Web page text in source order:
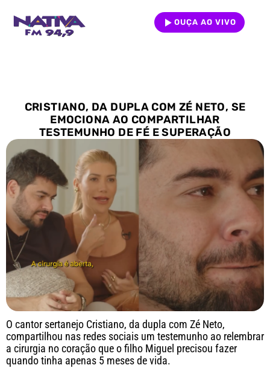
OUÇA AO VIVO
CRISTIANO, DA DUPLA COM ZÉ NETO, SE
EMOCIONA AO COMPARTILHAR
TESTEMUNHO DE FÉ E SUPERAÇÃO
O cantor sertanejo Cristiano, da dupla com Zé Neto,
compartilhou nas redes sociais um testemunho ao relembrar
a cirurgia no coração que o filho Miguel precisou fazer
quando tinha apenas 5 meses de vida.